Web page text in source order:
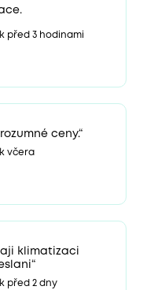
před 3 hodinami
ceny.“
včera
klimatizaci
před 2 dny